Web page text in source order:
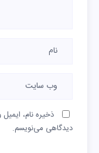
ذخیره نام،
دیدگاهی می‌نویسم.